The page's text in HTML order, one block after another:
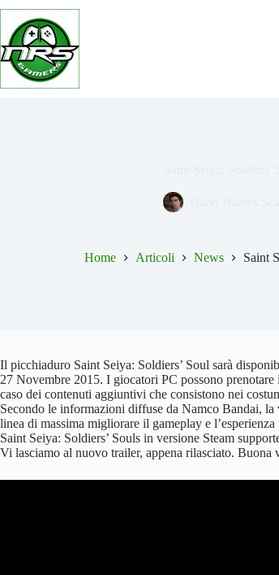
Salta
contenuto
Home Articoli News Saint
Il picchiaduro Saint Seiya: Soldiers’ Soul sarà
27 Novembre 2015. I giocatori PC possono
caso dei contenuti aggiuntivi che consistono nei
Secondo le informazioni diffuse da Namco Bandai,
linea di massima migliorare il gameplay e
Saint Seiya: Soldiers’ Souls in versione Steam
Vi lasciamo al nuovo trailer, appena rilasciato. Buona